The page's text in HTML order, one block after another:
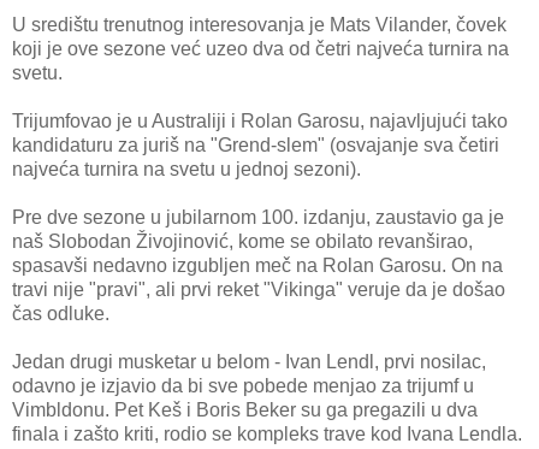
U središtu trenutnog interesovanja je Mats Vilander, čovek
koji je ove sezone već uzeo dva od četri najveća turnira na
svetu.
Trijumfovao je u Australiji i Rolan Garosu, najavljujući tako
kandidaturu za juriš na "Grend-slem" (osvajanje sva četiri
najveća turnira na svetu u jednoj sezoni).
Pre dve sezone u jubilarnom 100. izdanju, zaustavio ga je
naš Slobodan Živojinović, kome se obilato revanširao,
spasavši nedavno izgubljen meč na Rolan Garosu. On na
travi nije "pravi", ali prvi reket "Vikinga" veruje da je došao
čas odluke.
Jedan drugi musketar u belom - Ivan Lendl, prvi nosilac,
odavno je izjavio da bi sve pobede menjao za trijumf u
Vimbldonu. Pet Keš i Boris Beker su ga pregazili u dva
finala i zašto kriti, rodio se kompleks trave kod Ivana Lendla.